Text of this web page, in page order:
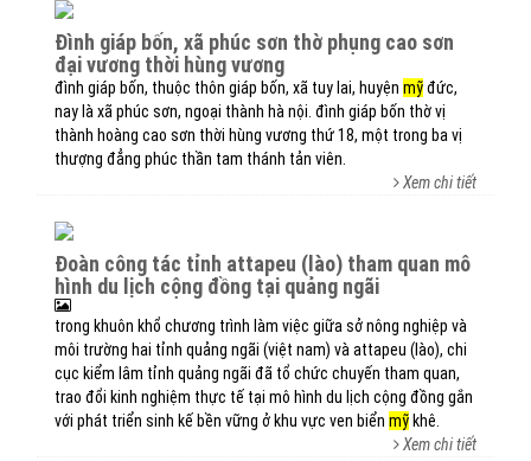
đình giáp bốn, xã phúc sơn thờ phụng cao sơn
đại vương thời hùng vương
đình giáp bốn, thuộc thôn giáp bốn, xã tuy lai, huyện mỹđức,
nay là xã phúc sơn, ngoại thành hà nội. đình giáp bốn thờ vị
thành hoàng cao sơn thời hùng vương thứ 18, một trong ba vị
thượng đẳng phúc thần tam thánh tản viên.
Xem chi tiết
đoàn công tác tỉnh attapeu (lào) tham quan mô
hình du lịch cộng đồng tại quảng ngãi
trong khuôn khổ chương trình làm việc giữa sở nông nghiệp và
môi trường hai tỉnh quảng ngãi (việt nam) và attapeu (lào), chi
cục kiểm lâm tỉnh quảng ngãi đã tổ chức chuyến tham quan,
trao đổi kinh nghiệm thực tế tại mô hình du lịch cộng đồng gắn
với phát triển sinh kế bền vững ở khu vực ven biển mỹ khê.
Xem chi tiết